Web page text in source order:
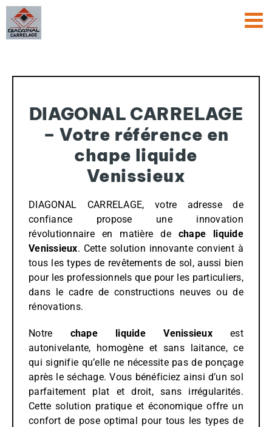
Passer
au
contenu
DIAGONAL CARRELAGE
– Votre référence en
chape liquide
Venissieux
DIAGONAL CARRELAGE, votre adresse de
confiance propose une innovation
révolutionnaire en matière de chape liquide
Venissieux. Cette solution innovante convient à
tous les types de revêtements de sol, aussi bien
pour les professionnels que pour les particuliers,
dans le cadre de constructions neuves ou de
rénovations.
Notre chape liquide Venissieuxest
autonivelante, homogène et sans laitance, ce
qui signifie qu’elle ne nécessite pas de ponçage
après le séchage. Vous bénéficiez ainsi d’un sol
parfaitement plat et droit, sans irrégularités.
Cette solution pratique et économique offre un
confort de pose optimal pour tous les types de